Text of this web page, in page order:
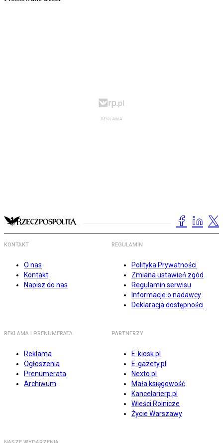
KONTAKT
O nas
Kontakt
Napisz do nas
REGULAMIN
Polityka Prywatności
Zmiana ustawień zgód
Regulamin serwisu
Informacje o nadawcy
Deklaracja dostępności
REKLAMA I PRENUMERATA
Reklama
Ogłoszenia
Prenumerata
Archiwum
PARTNERZY
E-kiosk.pl
E-gazety.pl
Nexto.pl
Mała księgowość
Kancelarierp.pl
Wieści Rolnicze
Życie Warszawy